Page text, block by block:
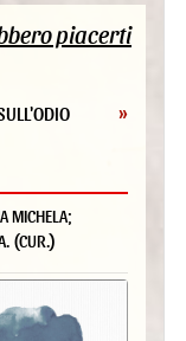
piacerti
»
MICHELA;
(CUR.)